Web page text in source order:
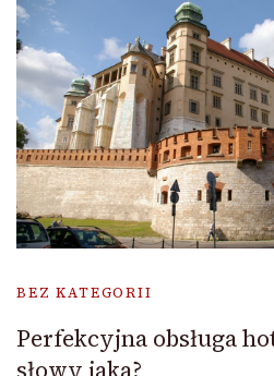
BEZ KATEGORII
Perfekcyjna obsługa